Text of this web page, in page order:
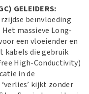
GELEIDERS:
beïnvloeding
massieve Long-
een vloeiender en
kabels die gebruik
High-Conductivity)
in de
kijkt zonder